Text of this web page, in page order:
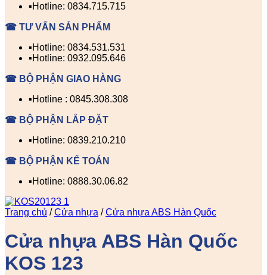
▪️Hotline: 0834.715.715
☎ TƯ VẤN SẢN PHẨM
▪️Hotline: 0834.531.531
▪️Hotline: 0932.095.646
☎ BỘ PHẬN GIAO HÀNG
▪️Hotline : 0845.308.308
☎ BỘ PHẬN LẮP ĐẶT
▪️Hotline: 0839.210.210
☎ BỘ PHẬN KẾ TOÁN
▪️Hotline: 0888.30.06.82
Trang chủ / Cửa nhựa / Cửa nhựa ABS Hàn Quốc
Cửa nhựa ABS Hàn Quốc
KOS 123